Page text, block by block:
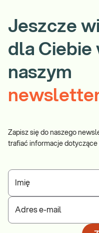
Jeszcze
dla Ciebie
naszym
Zapisz się do naszego
trafiać informacje dotyczące
Imię
Adres e-mail